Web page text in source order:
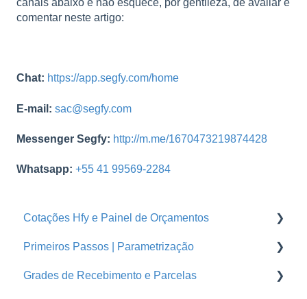
comentar neste artigo:
Chat: https://app.segfy.com/home
E-mail: sac@segfy.com
Messenger Segfy: http://m.me/1670473219874428
Whatsapp: +55 41 99569-2284
Cotações Hfy e Painel de Orçamentos
Orçamentos
Cotações Hfy
Primeiros Passos | Parametrização
Usuários
Grades de Recebimento e Parcelas